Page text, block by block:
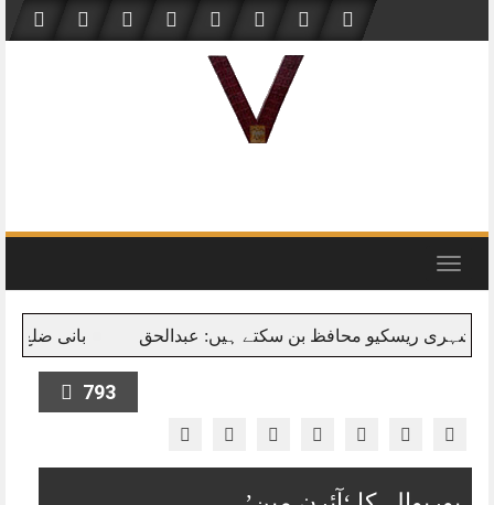
content
Toggle
محافظ بن سکتے ہیں: عبدالحق بانی ضلع میاں خورشید
793